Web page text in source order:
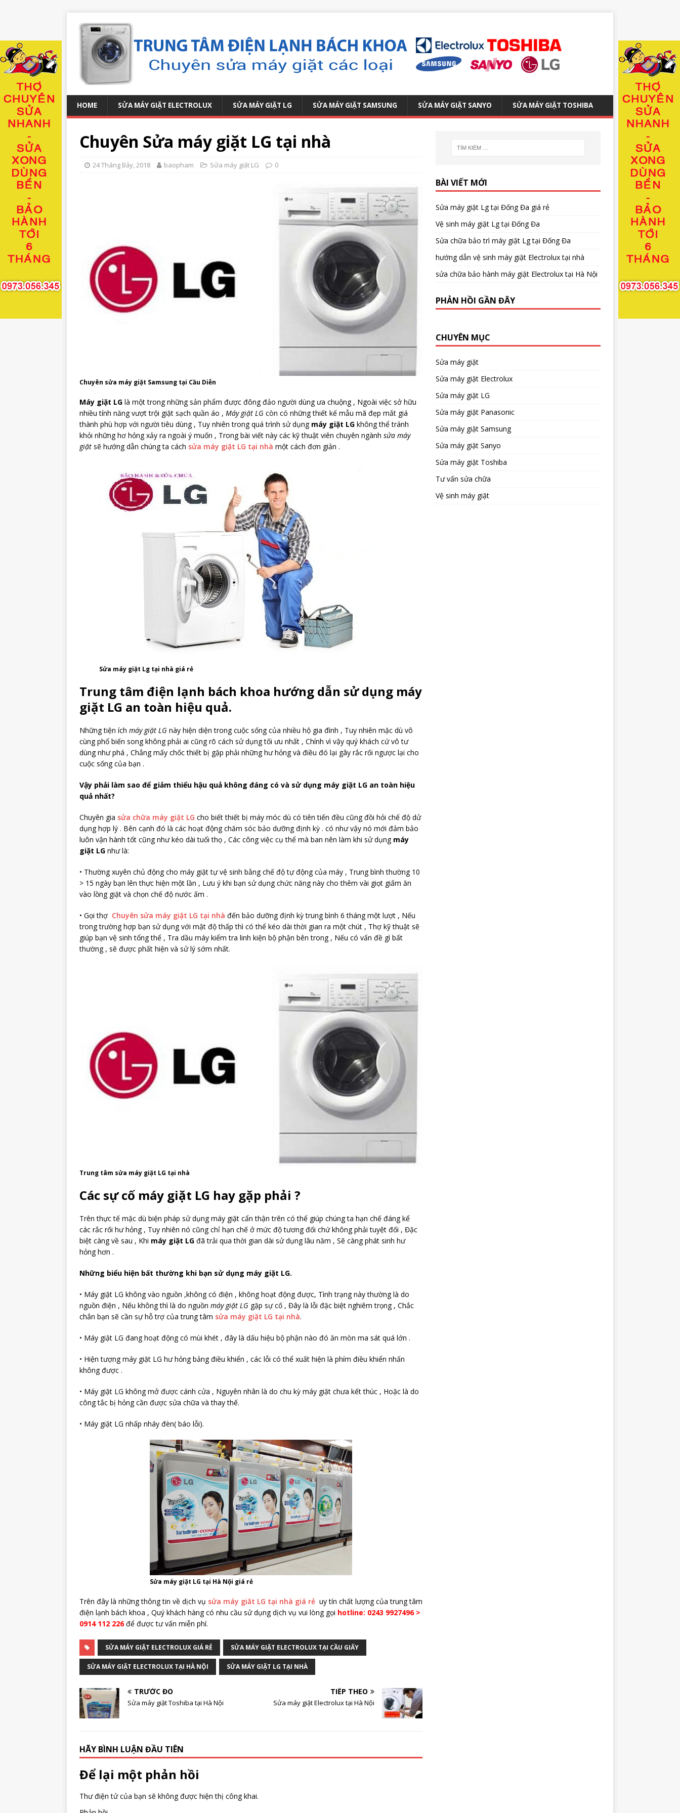
HOME SỬA MÁY GIẶT ELECTROLUX SỬA MÁY GIẶT LG SỬA MÁY GIẶT SAMSUNG SỬA MÁY GIẶT SANYO SỬA MÁY GIẶT TOSHIBA
Chuyên Sửa máy giặt LG tại nhà
24 Tháng Bảy, 2018 baopham Sửa máy giặt LG 0
Chuyên sửa máy giặt Samsung tại Cầu Diễn
Máy giặt LG là một trong những sản phẩm được đông đảo người dùng ưa chuộng , Ngoài việc sở hữu
nhiều tính năng vượt trội giặt sạch quần áo , Máy giặt LG còn có những thiết kế mẫu mã đẹp mắt giá
thành phù hợp với người tiêu dùng , Tuy nhiên trong quá trình sử dụng máy giặt LG không thể tránh
khỏi những hơ hỏng xảy ra ngoài ý muốn , Trong bài viết này các kỹ thuật viên chuyên ngành sửa máy
giặt sẽ hướng dẫn chúng ta cách sửa máy giặt LG tại nhà một cách đơn giản .
Sửa máy giặt Lg tại nhà giá rẻ
Trung tâm điện lạnh bách khoa hướng dẫn sử dụng máy
giặt LG an toàn hiệu quả.
Những tiện ích máy giặt LG này hiện diện trong cuộc sống của nhiều hộ gia đình , Tuy nhiên mặc dù vô
cùng phổ biến song không phải ai cũng rõ cách sử dụng tối ưu nhất , Chính vì vậy quý khách cứ vô tư
dùng như phá , Chẳng mấy chốc thiết bị gặp phải những hư hỏng và điều đó lại gây rắc rối ngược lại cho
cuộc sống của bạn .
Vậy phải làm sao để giảm thiểu hậu quả không đáng có và sử dụng máy giặt LG an toàn hiệu
quả nhất?
Chuyên gia sửa chữa máy giặt LG cho biết thiết bị máy móc dù có tiên tiến đều cũng đồi hỏi chế độ dử
dụng hợp lý . Bên cạnh đó là các hoạt động chăm sóc bảo dưỡng định kỳ . có như vậy nó mới đảm bảo
luôn vận hành tốt cũng như kéo dài tuổi thọ , Các công việc cụ thể mà ban nên làm khi sử dụng máy
giặt LG như là:
• Thường xuyên chủ động cho máy giặt tự vệ sinh bằng chế độ tự động của máy , Trung bình thường 10
> 15 ngày bạn lên thực hiện một lần , Lưu ý khi bạn sử dụng chức năng này cho thêm vài giọt giấm ăn
vào lồng giặt và chọn chế độ nước ấm .
• Gọi thợ Chuyên sửa máy giặt LG tại nhà đến bảo dưỡng định kỳ trung bình 6 tháng một lượt , Nếu
trong trường hợp bạn sử dụng với mật độ thấp thì có thể kéo dài thời gian ra một chút , Thợ kỹ thuật sẽ
giúp bạn vệ sinh tổng thể , Tra dầu máy kiểm tra linh kiện bộ phận bên trong , Nếu có vấn đề gì bất
thường , sẽ được phất hiện và sử lý sớm nhất.
Trung tâm sửa máy giặt LG tại nhà
Các sự cố máy giặt LG hay gặp phải ?
Trên thực tế mặc dù biện pháp sử dụng máy giặt cẩn thận trên có thể giúp chúng ta hạn chế đáng kể
các rắc rối hư hỏng , Tuy nhiên nó cũng chỉ hạn chế ở mức độ tương đối chứ không phải tuyệt đối , Đặc
biệt càng về sau , Khi máy giặt LG đã trải qua thời gian dài sử dụng lâu năm , Sẽ càng phát sinh hư
hỏng hơn .
Những biểu hiện bất thường khi bạn sử dụng máy giặt LG.
• Máy giặt LG không vào nguồn ,không có điện , không hoạt động được, Tình trạng này thường là do
nguồn điện , Nếu không thì là do nguồn máy giặt LG gặp sự cố , Đây là lỗi đặc biệt nghiêm trọng , Chắc
chắn bạn sẽ cần sự hỗ trợ của trung tâm sửa máy giặt LG tại nhà.
• Máy giặt LG đang hoạt động có mùi khét , đây là dấu hiệu bộ phận nào đó ăn mòn ma sát quá lớn .
• Hiện tượng máy giặt LG hư hỏng bảng điều khiển , các lỗi có thể xuất hiện là phím điều khiển nhấn
không được .
• Máy giặt LG không mở được cánh cửa , Nguyên nhân là do chu kỳ máy giặt chưa kết thúc , Hoặc là do
công tắc bị hỏng cần được sửa chữa và thay thế.
• Máy giặt LG nhấp nháy đèn( báo lỗi).
Sửa máy giặt LG tại Hà Nội giá rẻ
Trên đây là những thông tin về dịch vụ sửa máy giăt LG tại nhà giá rẻ uy tín chất lượng của trung tâm
điện lạnh bách khoa , Quý khách hàng có nhu cầu sử dụng dịch vụ vui lòng gọi hotline: 0243 9927496 >
0914 112 226để được tư vấn miễn phí.
SỬA MÁY GIẶT ELECTROLUX GIÁ RẺ SỬA MÁY GIẶT ELECTROLUX TẠI CẦU GIẤY
SỬA MÁY GIẶT ELECTROLUX TẠI HÀ NỘI SỬA MÁY GIẶT LG TẠI NHÀ
TRƯỚC ĐÓ
Sửa máy giặt Toshiba tại Hà Nội
TIẾP THEO
Sửa máy giặt Electrolux tại Hà Nội
HÃY BÌNH LUẬN ĐẦU TIÊN
Để lại một phản hồi
Thư điện tử của bạn sẽ không được hiện thị công khai.
BÀI VIẾT MỚI
Sửa máy giặt Lg tại Đống Đa giá rẻ
Vệ sinh máy giặt Lg tại Đống Đa
Sửa chữa bảo trì máy giặt Lg tại Đống Đa
hướng dẫn vệ sinh máy giặt Electrolux tại nhà
sửa chữa bảo hành máy giặt Electrolux tại Hà Nội
PHẢN HỒI GẦN ĐÂY
CHUYÊN MỤC
Sửa máy giặt
Sửa máy giặt Electrolux
Sửa máy giặt LG
Sửa máy giặt Panasonic
Sửa máy giặt Samsung
Sửa máy giặt Sanyo
Sửa máy giặt Toshiba
Tư vấn sửa chữa
Vệ sinh máy giặt